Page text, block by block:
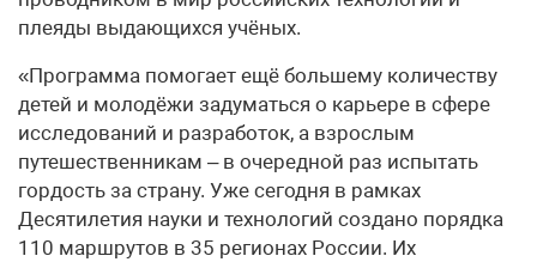
плеяды выдающихся учёных.
«Программа помогает ещё большему количеству
детей и молодёжи задуматься о карьере в сфере
исследований и разработок, а взрослым
путешественникам – в очередной раз испытать
гордость за страну. Уже сегодня в рамках
Десятилетия науки и технологий создано порядка
110 маршрутов в 35 регионах России. Их